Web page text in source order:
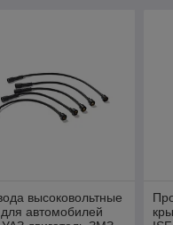
высоковольтные
для автомобилей